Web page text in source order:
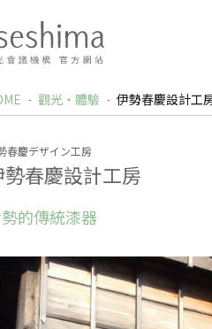
觀光‧體驗 伊勢春慶設計工
春慶デザイン工房
春慶設計工房
的傳統漆器